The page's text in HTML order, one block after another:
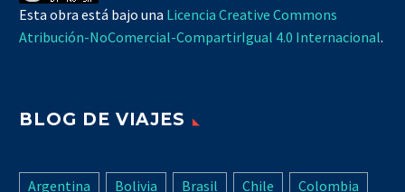
Esta obra está bajo una Licencia Creative Commons
Atribución-NoComercial-CompartirIgual 4.0 Internacional.
BLOG DE VIAJES
Argentina Bolivia Brasil Chile
Colombia